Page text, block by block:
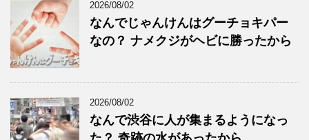
2026/08/02
なんでじゃんけんはグーチョキパー
なの？ ナメクジがヘビに勝ったから
2026/08/02
なんで渋谷に人が集まるようになっ